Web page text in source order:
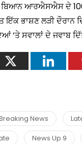
ਆਰਐਸਐਸ ਦੇ
ਇੱਕ ਭਾਸ਼ਣ ਲੜੀ ਦੌਰਾਨ
‘ਤੇ ਸਵਾਲਾਂ ਦੇ ਜਵਾਬ
News
News Up 9